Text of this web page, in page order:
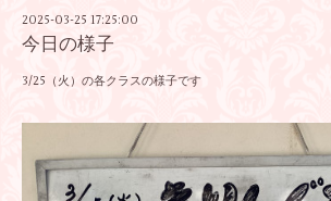
2025-03-25 17:25:00
今日の様子
3/25（火）の各クラスの様子です